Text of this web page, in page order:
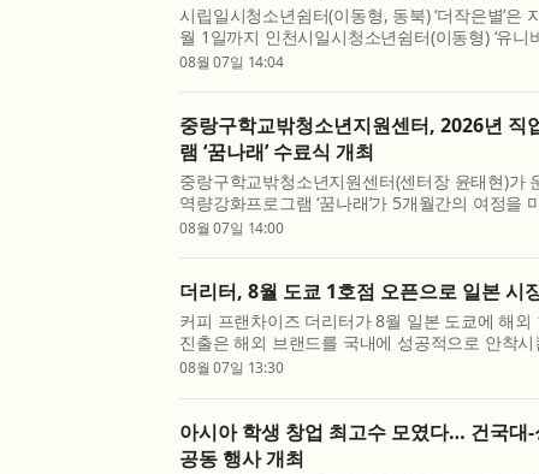
시립일시청소년쉼터(이동형, 동북) ‘더작은별’은
월 1일까지 인천시일시청소년쉼터(이동형) ‘유니
왕리해수욕장 일대에서 가출 예방과 청소년쉼터
08월 07일 14:04
중랑구학교밖청소년지원센터, 2026년 직
램 ‘꿈나래’ 수료식 개최
중랑구학교밖청소년지원센터(센터장 윤태현)가
역량강화프로그램 ‘꿈나래’가 5개월간의 여정을
수료식을 가졌다. 참여 청소년 6명 전원이 전 과
08월 07일 14:00
더리터, 8월 도쿄 1호점 오픈으로 일본 시
커피 프랜차이즈 더리터가 8월 일본 도쿄에 해
진출은 해외 브랜드를 국내에 성공적으로 안착
빠른 국내 확장을 이끈 실행력을 갖춘 임원진이
08월 07일 13:30
아시아 학생 창업 최고수 모였다… 건국대
공동 행사 개최